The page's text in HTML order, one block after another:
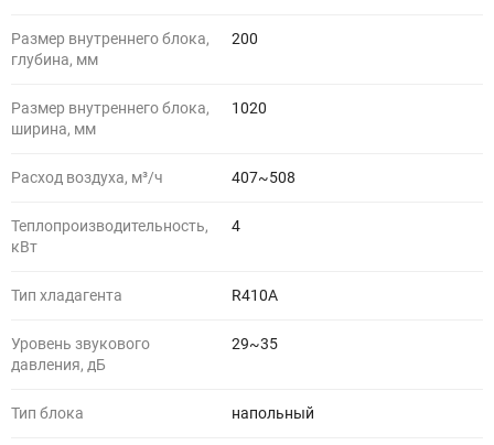
Размер внутреннего блока,
глубина, мм
200
Размер внутреннего блока,
ширина, мм
1020
Расход воздуха, м³/ч 407~508
Теплопроизводительность,
кВт
4
Тип хладагента R410A
Уровень звукового
давления, дБ
29~35
Тип блока напольный